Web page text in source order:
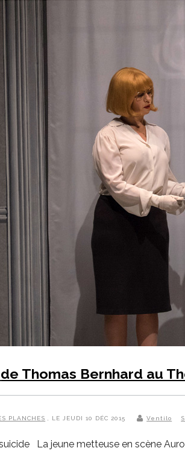
de Thomas Bernhard au
PLANCHES , LE JEUDI 10 DÉC 2015 Ventilo
La jeune metteuse en scène